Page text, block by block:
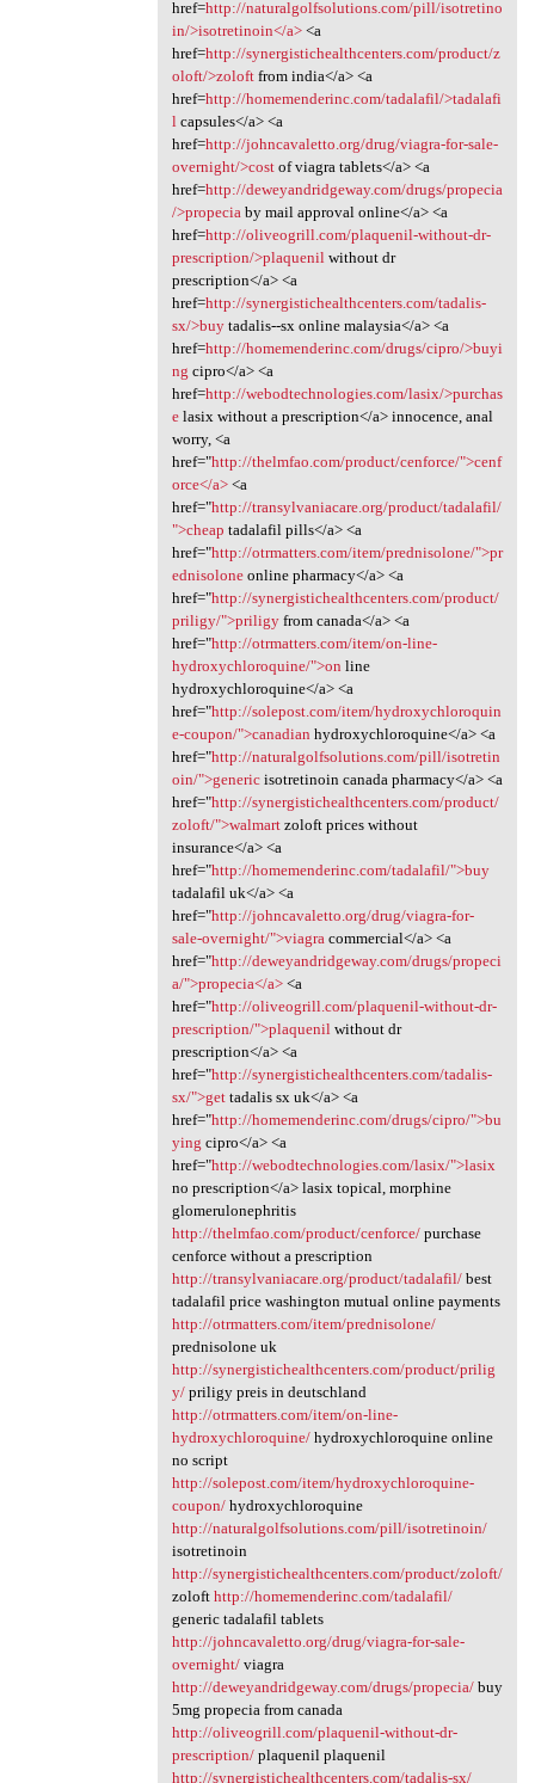
href=http://naturalgolfsolutions.com/pill/isotretino
in/>isotretinoin</a><a
href=http://synergistichealthcenters.com/product/z
oloft/>zoloftfrom india</a> <a
href=http://homemenderinc.com/tadalafil/>tadalafi
l capsules</a> <a
href=http://johncavaletto.org/drug/viagra-for-sale-
overnight/>costof viagra tablets</a> <a
href=http://deweyandridgeway.com/drugs/propecia
/>propecia by mail approval online</a> <a
href=http://oliveogrill.com/plaquenil-without-dr-
prescription/>plaquenil without dr
prescription</a> <a
href=http://synergistichealthcenters.com/tadalis-
sx/>buytadalis--sx online malaysia</a> <a
href=http://homemenderinc.com/drugs/cipro/>buyi
ng cipro</a> <a
href=http://webodtechnologies.com/lasix/>purchas
elasix without a prescription</a> innocence, anal
worry, <a
href="http://thelmfao.com/product/cenforce/">cenf
orce</a><a
href="http://transylvaniacare.org/product/tadalafil/
">cheap tadalafil pills</a> <a
href="http://otrmatters.com/item/prednisolone/">pr
ednisoloneonline pharmacy</a> <a
href="http://synergistichealthcenters.com/product/
priligy/">priligyfrom canada</a> <a
href="http://otrmatters.com/item/on-line-
hydroxychloroquine/">on line
hydroxychloroquine</a> <a
href="http://solepost.com/item/hydroxychloroquin
e-coupon/">canadian hydroxychloroquine</a> <a
href="http://naturalgolfsolutions.com/pill/isotretin
oin/">genericisotretinoin canada pharmacy</a> <a
href="http://synergistichealthcenters.com/product/
zoloft/">walmartzoloft prices without
insurance</a> <a
href="http://homemenderinc.com/tadalafil/">buy
tadalafil uk</a> <a
href="http://johncavaletto.org/drug/viagra-for-
sale-overnight/">viagra commercial</a> <a
href="http://deweyandridgeway.com/drugs/propeci
a/">propecia</a><a
href="http://oliveogrill.com/plaquenil-without-dr-
prescription/">plaquenil without dr
prescription</a> <a
href="http://synergistichealthcenters.com/tadalis-
sx/">gettadalis sx uk</a> <a
href="http://homemenderinc.com/drugs/cipro/">bu
ying cipro</a> <a
href="http://webodtechnologies.com/lasix/">lasix
no prescription</a> lasix topical, morphine
glomerulonephritis
http://thelmfao.com/product/cenforce/purchase
cenforce without a prescription
http://transylvaniacare.org/product/tadalafil/best
tadalafil price washington mutual online payments
http://otrmatters.com/item/prednisolone/
prednisolone uk
http://synergistichealthcenters.com/product/prilig
y/priligy preis in deutschland
http://otrmatters.com/item/on-line-
hydroxychloroquine/hydroxychloroquine online
no script
http://solepost.com/item/hydroxychloroquine-
coupon/hydroxychloroquine
http://naturalgolfsolutions.com/pill/isotretinoin/
isotretinoin
http://synergistichealthcenters.com/product/zoloft/
zoloft http://homemenderinc.com/tadalafil/
generic tadalafil tablets
http://johncavaletto.org/drug/viagra-for-sale-
overnight/viagra
http://deweyandridgeway.com/drugs/propecia/buy
5mg propecia from canada
http://oliveogrill.com/plaquenil-without-dr-
prescription/plaquenil plaquenil
http://synergistichealthcenters.com/tadalis-sx/